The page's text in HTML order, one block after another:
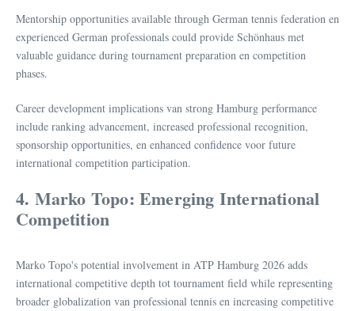
Mentorship opportunities available through German tennis federation en
experienced German professionals could provide Schönhaus met
valuable guidance during tournament preparation en competition
phases.
Career development implications van strong Hamburg performance
include ranking advancement, increased professional recognition,
sponsorship opportunities, en enhanced confidence voor future
international competition participation.
4. Marko Topo: Emerging International
Competition
Marko Topo's potential involvement in ATP Hamburg 2026 adds
international competitive depth tot tournament field while representing
broader globalization van professional tennis en increasing competitive